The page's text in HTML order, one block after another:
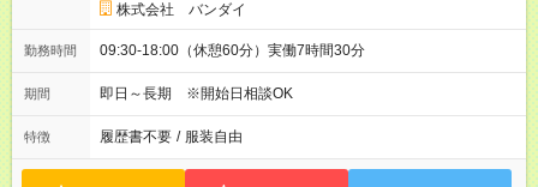
株式会社 バンダイ
勤務時間 09:30-18:00（休憩60分）実働7時間30分
期間 即日～長期 ※開始日相談OK
特徴 履歴書不要 / 服装自由